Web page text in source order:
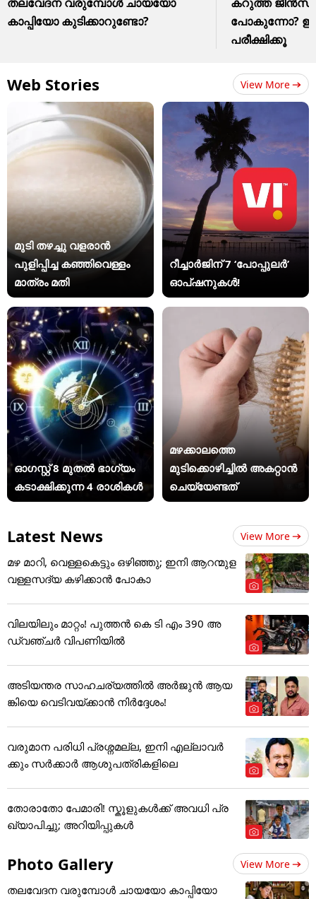
കാപ്പിയോ കുടിക്കാറുണ്ടോ?
പോകുന്നോ? ഈ
പരീക്ഷിക്കൂ
Web Stories View More
മുടി തഴച്ചു വളരാൻ
പുളിപ്പിച്ച കഞ്ഞിവെള്ളം
മാത്രം മതി
റീച്ചാർജിന് 7 ‘പോപ്പുലർ’
ഓപ്ഷനുകൾ!
ഓഗസ്റ്റ് 8 മുതൽ ഭാഗ്യം
കടാക്ഷിക്കുന്ന 4 രാശികൾ
മഴക്കാലത്തെ
മുടിക്കൊഴിച്ചിൽ അകറ്റാൻ
ചെയ്യേണ്ടത്
Latest News View More
മഴ മാറി, വെള്ളകെട്ടും ഒഴിഞ്ഞു; ഇനി ആറന്മുള
വള്ളസദ്യ കഴിക്കാൻ പോകാ
വിലയിലും മാറ്റം! പുത്തൻ കെ ടി എം 390 അ
ഡ്വഞ്ചർ വിപണിയിൽ
അടിയന്തര സാഹചര്യത്തിൽ അർജുൻ ആയ
ങ്കിയെ വെടിവയ്ക്കാൻ നിർദ്ദേശം!
വരുമാന പരിധി പ്രശ്നമല്ല, ഇനി എല്ലാവർ
ക്കും സർക്കാർ ആശുപത്രികളിലെ
തോരാതോ പേമാരി! സ്കൂളുകൾക്ക് അവധി പ്ര
ഖ്യാപിച്ചു; അറിയിപ്പുകൾ
Photo Gallery View More
തലവേദന വരുമ്പോൾ ചായയോ കാപ്പിയോ